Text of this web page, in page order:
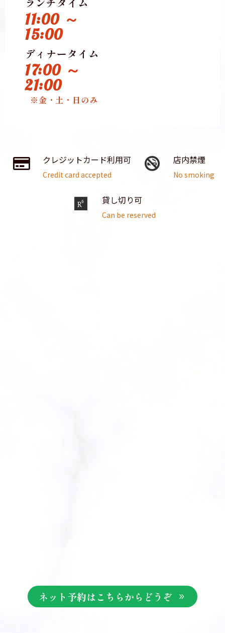
11:00 ～
15:00
ディナータイム
17:00 ～
21:00
※金・土・日のみ
クレジットカード利用可
Credit card accepted
店内禁煙
No smoking
貸し切り可
Can be reserved
ネット予約はこちらからどうぞ